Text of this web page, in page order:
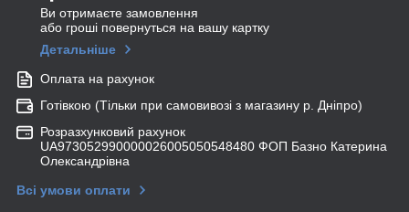
Ви отримаєте замовлення
або гроші повернуться на вашу картку
Детальніше
Оплата на рахунок
Готівкою (Тільки при самовивозі з магазину р. Дніпро)
Розразхунковий рахунок
UA973052990000026005050548480 ФОП Базно Катерина
Олександрівна
Всі умови оплати